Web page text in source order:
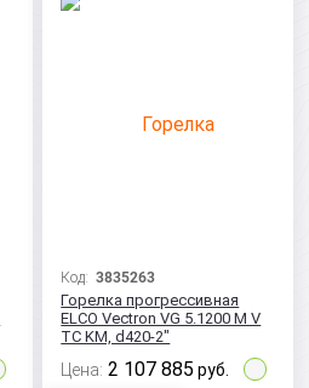
Код:3835263
Горелка прогрессивная
ELCO Vectron VG 5.1200 M V
TC KM, d420-2"
Цена: 2 107 885 руб.